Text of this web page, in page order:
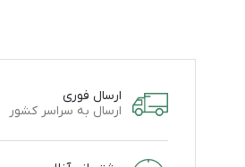
ارسال فوری
ارسال به سراسر کشور